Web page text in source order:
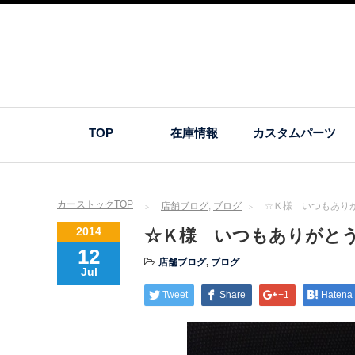
TOP 在庫情報 カスタムパーツ
カーストックTOP 店舗ブログ, ブログ ☆Ｋ様 いつもあり
2014
12
Jul
☆Ｋ様 いつもありがと
店舗ブログ, ブログ
Tweet Share +1 Hatena